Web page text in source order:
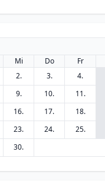
Mi Do Fr
2. 3. 4.
9. 10. 11.
16. 17. 18.
23. 24. 25.
30.